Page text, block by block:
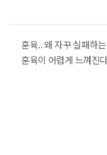
훈육.. 왜 자꾸 실패하
훈육이 어렵게 느껴진